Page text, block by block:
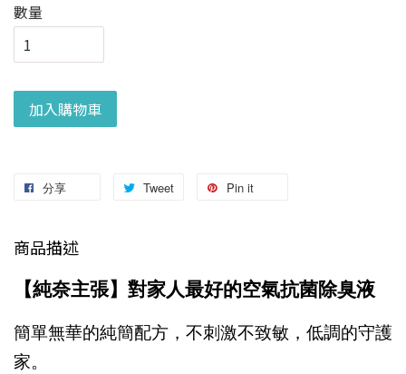
數量
加入購物車
分享 Tweet Pin it
商品描述
【純奈主張】對家人最好的空氣抗菌除臭液
簡單無華的純簡配方，不刺激不致敏，低調的守護
家。